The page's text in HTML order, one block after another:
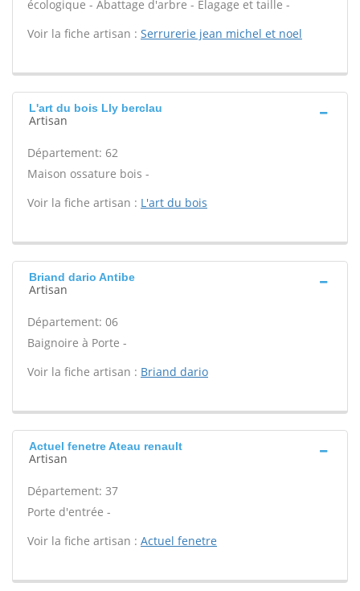
écologique - Abattage d'arbre - Élagage et taille -
Voir la fiche artisan : Serrurerie jean michel et noel
L'art du bois Lly berclau
Artisan
Département: 62
Maison ossature bois -
Voir la fiche artisan : L'art du bois
Briand dario Antibe
Artisan
Département: 06
Baignoire à Porte -
Voir la fiche artisan : Briand dario
Actuel fenetre Ateau renault
Artisan
Département: 37
Porte d'entrée -
Voir la fiche artisan : Actuel fenetre